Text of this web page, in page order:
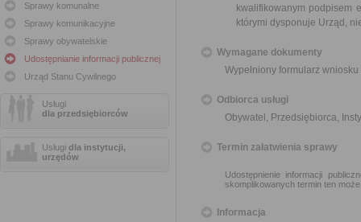
Sprawy komunalne
Sprawy komunikacyjne
Sprawy obywatelskie
Udostępnianie informacji publicznej
Urząd Stanu Cywilnego
Usługi
dla przedsiębiorców
Usługi dla instytucji,
urzędów
kwalifikowanym podpisem
którymi dysponuje Urząd,
Wymagane dokumenty
Wypełniony formularz
Odbiorca usługi
Obywatel, Przedsiębiorca,
Termin załatwienia sprawy
Udostępnienie informacji
skomplikowanych termin ten
Informacja